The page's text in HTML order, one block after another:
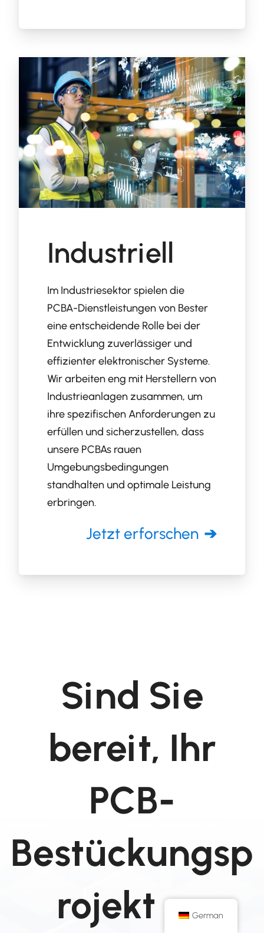
Industriell
Im Industriesektor spielen die
PCBA-Dienstleistungen von Bester
eine entscheidende Rolle bei der
Entwicklung zuverlässiger und
effizienter elektronischer Systeme.
Wir arbeiten eng mit Herstellern von
Industrieanlagen zusammen, um
ihre spezifischen Anforderungen zu
erfüllen und sicherzustellen, dass
unsere PCBAs rauen
Umgebungsbedingungen
standhalten und optimale Leistung
erbringen.
Jetzt erforschen
Sind Sie
bereit, Ihr
PCB-
Bestückungsp
rojekt zuGerman